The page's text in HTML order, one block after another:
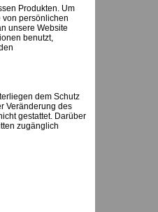
Produkten. Um
von persönlichen
unsere Website
benutzt,
dem Schutz
Veränderung des
gestattet. Darüber
zugänglich